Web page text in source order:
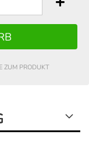
ZUM PRODUKT